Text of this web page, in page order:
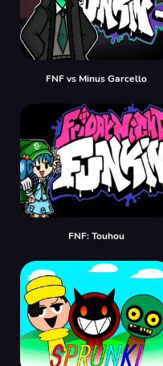
FNF vs Minus Garcello
FNF: Touhou